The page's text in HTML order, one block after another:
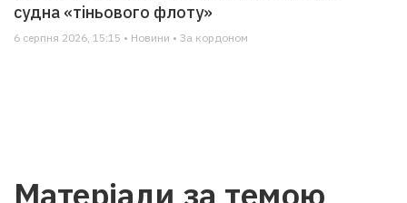
судна «тіньового флоту»
6 серпня 2026, 15:15 • Новини • За кордоном
Матеріали за темою